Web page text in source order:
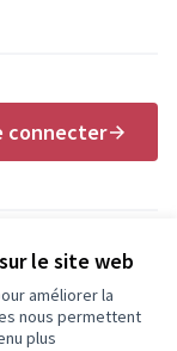
le site web
améliorer la
nous permettent
plus
connecter
?